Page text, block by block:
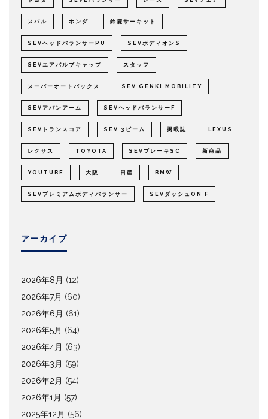
スバル ホンダ 鈴鹿サーキット
SEVヘッドバランサーPU SEVボディオンS
SEVエアバルブキャップ スタッフ
スーパーオートバックス SEV GENKI MOBILITY
SEVアバンアーム SEVヘッドバランサーF
SEVトランスコア SEV 3ビーム 掲載誌 LEXUS
レクサス TOYOTA SEVブレーキSC 新商品
YOUTUBE 大阪 日産 BMW
SEVプレミアムボディバランサー SEVダッシュON F
アーカイブ
2026年8月 (12)
2026年7月 (60)
2026年6月 (61)
2026年5月 (64)
2026年4月 (63)
2026年3月 (59)
2026年2月 (54)
2026年1月 (57)
2025年12月 (56)